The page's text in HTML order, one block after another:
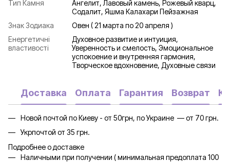
Тип Камня
Ангелит, Лавовый камень, Рожевый кварц,
Содалит, Яшма Калахари Пейзажная
Знак Зодиака
Овен ( 21 марта по 20 апреля )
Енергетичні
властивості
Духовное развитие и интуиция,
Уверенность и смелость, Эмоциональное
успокоение и внутренняя гармония,
Творческое вдохновение, Духовные связи
Доставка Оплата Гарантия Возврат
Новой почтой по Киеву - от 50грн, по Украине — от 70 грн.
Укрпочтой от 35 грн.
Подробнее о доставке
Наличными при получении ( минимальная предоплата 100